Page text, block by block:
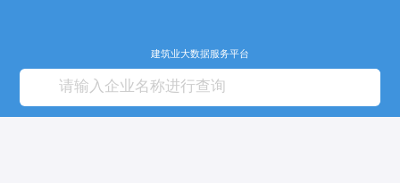
建筑业大数据服务平台